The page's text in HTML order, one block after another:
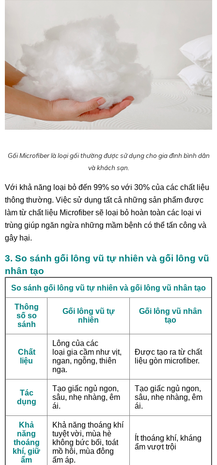
Gối Microfiber là loại gối thường được sử dụng cho gia đình bình dân
và khách sạn.
Với khả năng loại bỏ đến 99% so với 30% của các chất liệu
thông thường. Việc sử dụng tất cả những sản phẩm được
làm từ chất liệu Microfiber sẽ loại bỏ hoàn toàn các loại vi
trùng giúp ngăn ngừa những mầm bệnh có thể tấn công và
gây hại.
3. So sánh gối lông vũ tự nhiên và gối lông vũ
nhân tạo
So sánh gối lông vũ tự nhiên và gối lông vũ nhân tạo
Thông
số so
sánh
Gối lông vũ tự
nhiên
Gối lông vũ nhân
tạo
Chất
liệu
Lông của các
loại gia cầm như vịt,
ngan, ngỗng, thiên
nga.
Được tạo ra từ chất
liệu gòn microfiber.
Tác
dụng
Tạo giấc ngủ ngon,
sâu, nhẹ nhàng, êm
ái.
Tạo giấc ngủ ngon,
sâu, nhẹ nhàng, êm
ái.
Khả
năng
thoáng
khí, giữ
ẩm
Khả năng thoáng khí
tuyệt vời, mùa hè
không bức bối, toát
mồ hôi, mùa đông
ấm áp.
Ít thoáng khí, kháng
ẩm vượt trội